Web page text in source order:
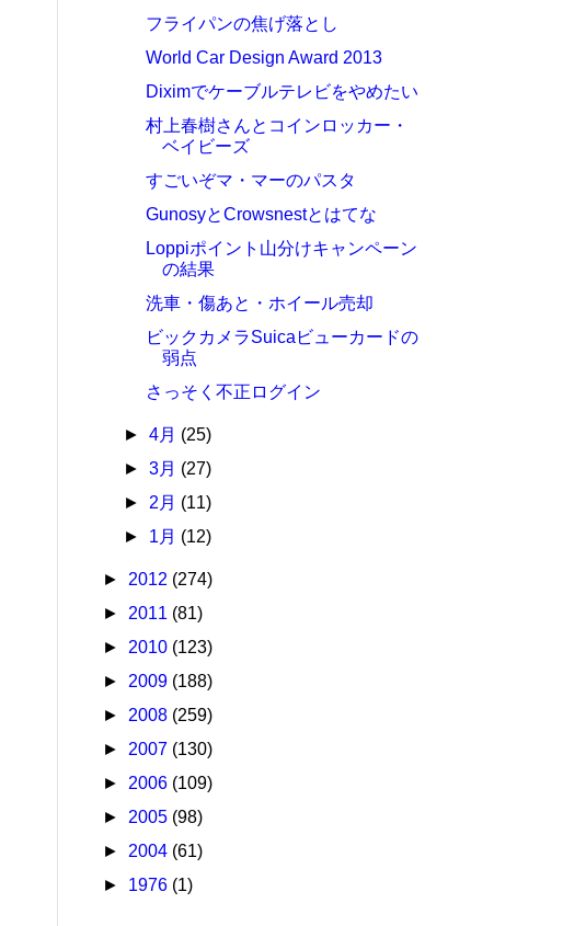
フライパンの焦げ落とし
World Car Design Award 2013
Diximでケーブルテレビをやめたい
村上春樹さんとコインロッカー・
ベイビーズ
すごいぞマ・マーのパスタ
GunosyとCrowsnestとはてな
Loppiポイント山分けキャンペーン
の結果
洗車・傷あと・ホイール売却
ビックカメラSuicaビューカードの
弱点
さっそく不正ログイン
►4月 (25)
►3月 (27)
► 2月 (11)
► 1月 (12)
► 2012 (274)
► 2011 (81)
► 2010 (123)
► 2009 (188)
► 2008 (259)
► 2007 (130)
► 2006 (109)
► 2005 (98)
► 2004 (61)
► 1976 (1)